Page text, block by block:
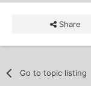
Share
Go to topic listing